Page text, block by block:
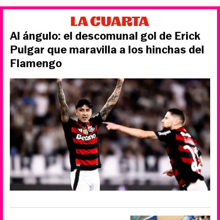
Al ángulo: el descomunal gol de Erick
Pulgar que maravilla a los hinchas del
Flamengo